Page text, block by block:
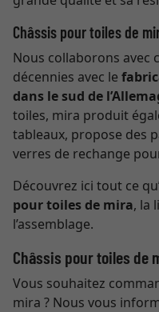
Châssis pour toiles de
Nous collaborons avec
décennies avec le
dans le sud de
toiles, mira produit
tableaux, propose des
verres de rechange
Découvrez ici tout ce
pour toiles de mira, la
l’assemblage.
Châssis pour toiles de
Vous souhaitez
mira ? Nous vous